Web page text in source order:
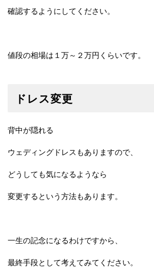
確認するようにしてください。
値段の相場は１万～２万円くらいです。
ドレス変更
背中が隠れる
ウェディングドレスもありますので、
どうしても気になるようなら
変更するという方法もあります。
一生の記念になるわけですから、
最終手段として考えてみてください。